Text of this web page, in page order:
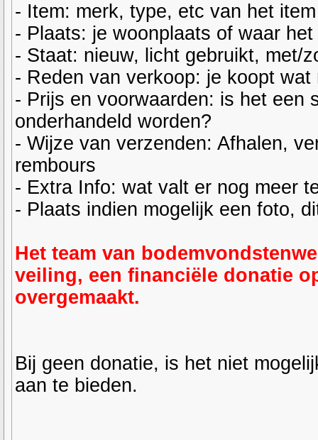
- Item: merk, type, etc van het item
- Plaats: je woonplaats of waar
- Staat: nieuw, licht gebruikt, met/
- Reden van verkoop: je koopt
- Prijs en voorwaarden: is het een
onderhandeld worden?
- Wijze van verzenden: Afhalen,
rembours
- Extra Info: wat valt er nog meer
- Plaats indien mogelijk een foto,
Het team van
veiling, een financiële donatie
overgemaakt.
Bij geen donatie, is het niet
aan te bieden.